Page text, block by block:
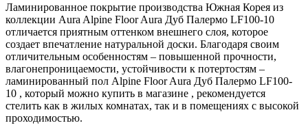
Ламинированное покрытие производства Южная Корея из
коллекции Aura Alpine Floor Aura Дуб Палермо LF100-10
отличается приятным оттенком внешнего слоя, которое
создает впечатление натуральной доски. Благодаря своим
отличительным особенностям – повышенной прочности,
влагонепроницаемости, устойчивости к потертостям –
ламинированный пол Alpine Floor Aura Дуб Палермо LF100-
10 , который можно купить в магазине , рекомендуется
стелить как в жилых комнатах, так и в помещениях с высокой
проходимостью.